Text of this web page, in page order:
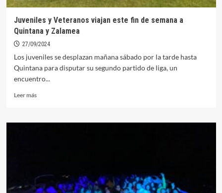
su
para
el
suministro
caudales
ecológicos
Juveniles y Veteranos viajan este fin de semana a
Quintana y Zalamea
27/09/2024
Los juveniles se desplazan mañana sábado por la tarde hasta
Quintana para disputar su segundo partido de liga, un
encuentro...
Leer másLeer
Juveniles
de
semana